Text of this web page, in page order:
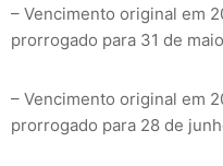
– Vencimento original em
prorrogado para 31 de
– Vencimento original em
prorrogado para 28 de